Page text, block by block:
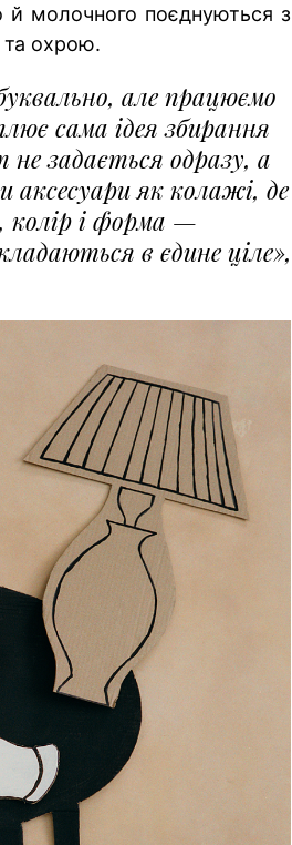
й молочного поєднуються з
охрою.
але працюємо
сама ідея збирання
задається одразу, а
аксесуари як колажі, де
колір і форма —
в єдине ціле»,